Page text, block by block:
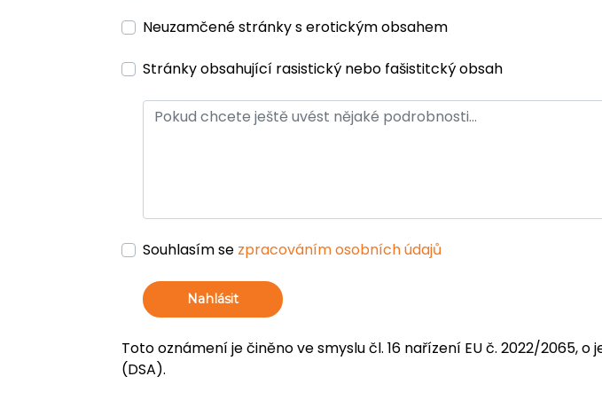
Neuzamčené stránky s erotickým obsahem
Stránky obsahující rasistický nebo fašistitcký obsah
Souhlasím se zpracováním osobních údajů
Nahlásit
Toto oznámení je činěno ve smyslu čl. 16 nařízení EU č. 2022/2065,
(DSA).